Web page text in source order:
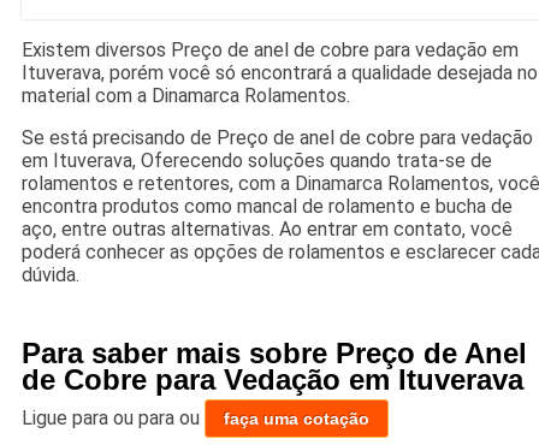
Existem diversos Preço de anel de cobre para vedação em
Ituverava, porém você só encontrará a qualidade desejada no
material com a Dinamarca Rolamentos.
Se está precisando de Preço de anel de cobre para vedação
em Ituverava, Oferecendo soluções quando trata-se de
rolamentos e retentores, com a Dinamarca Rolamentos, você
encontra produtos como mancal de rolamento e bucha de
aço, entre outras alternativas. Ao entrar em contato, você
poderá conhecer as opções de rolamentos e esclarecer
dúvida.
Para saber mais sobre Preço de Anel
de Cobre para Vedação em Ituverava
Ligue para ou para ou faça uma cotação